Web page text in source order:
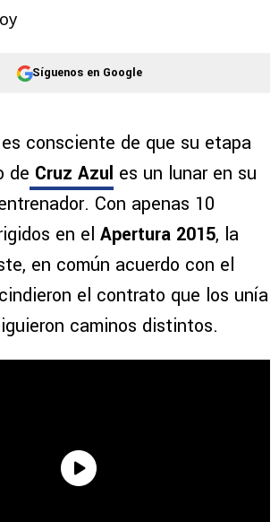
Síguenos en Google
es consciente de que su etapa
de Cruz Azul es un lunar en su
Con apenas 10
en el Apertura 2015, la
en común acuerdo con el
el contrato que los unía
caminos distintos.